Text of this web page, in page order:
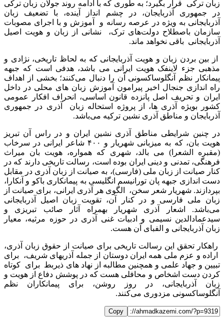
زبان ترکی قرار بگیرد؛ به طوری که با ادامه روند جولان زبان ترکی
در جمهوری آذربایجان، در چشم انداز آینده، با تضعیف زبان
آذربایجانی به ویژه در عرصه رسانه و آموزش و با اجرای مصوبات
سازمان باصطلاح دولت‌های ترک، نشانی از زبان و هویت اصیل
آذربایجانی باقی نخواهد ماند.
از بین بردن زبان و هویت آذربایجانی که به لحاظ تاریخی، نژادی و
مذهبی جزء لاینفک هویت ایرانی می باشد، هدفی است که جبهه
پیمانکار نظم آنگلوساکسونی آن را دنبال می‌کنند؛ بخشی از اهداف
راه اندازی جنجال اخیر پیرامون آموزش زبان های محلی در داخل
ایران و تحریف اصل پانزده قانون اساسی، انحراف افکار عمومی
کشور بویژه آذری ها، از پروژه استحاله زبان آذری در جمهوری
آذربایجان و مناطق آذری نشین ترکیه می‌باشد.
در چنین شرایطی مناطق آذری نشین ایران و در راس آن تبریز
هویت بان، که به میزبانی شهریار و ۴۰۰ شاعر ایرانی در سرخاب
(مقبره الشعرا) می بالد، شهری که همواره، هویت بان میراث
فرهنگی، تمدنی و دینی ایران بوده است، رسالت تاریخی دارند که در
کنار صیانت از زبان ملی (فارسی)، به صیانت از زبان آذری در مقابل
دست اندازی جبهه پان تورانیسم انگلیسی به پیمانکاری باکو و آنکارا،
بپردازند. شهریار شعر سخن، الگوی هر آذری ایرانی، برای صیانت از
زبان ملی فارسی و در کنار آن، تقویت زبان اصیل آذربایجانی
می‌باشد. اشعار آذری شهریار بهمراه آثار صائب تبریزی و
سیدعمادالدین نسیمی و ادبیات غنی آذری در حوزه مرثیه، معیار
زبان آذربایجانی و الفبای آن هست.
راهکار تحقق این رسالت تاریخی برای صیانت از حقوق زبان آذری،
اراده و عزم ملی همه ایران دوستان از جمله آذریهای شریف، برای
تبیین و جهاد علمی و همچنین مطالبه از نهاد های ذیربط برای کوتاه
کردن دست اشخاص و محافلی هست که در پوشش دفاع از هویت و
زبان آذربایجانی، در روز روشن، برای پیمانکاران نظم
آنگلوساکسونی مزدوری می‌کنند.
Copy